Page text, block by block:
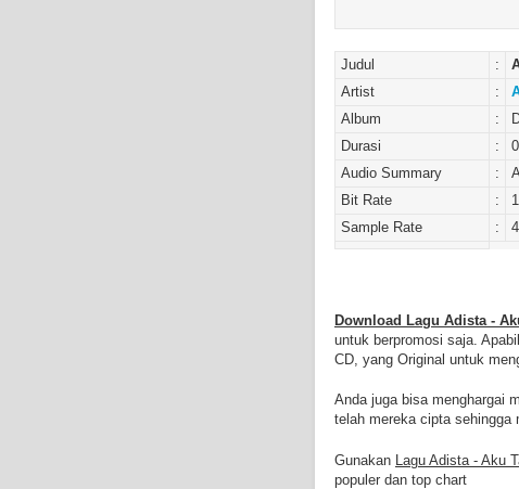
Judul :
Artist
:
Album
:
Durasi
:
Audio Summary
:
Bit Rate
:
Sample Rate
:
Download Lagu Adista -
untuk berpromosi saja.
CD, yang Original untuk
Anda juga bisa menghargai
telah mereka cipta sehingga
Gunakan Lagu Adista - Aku
populer dan top chart